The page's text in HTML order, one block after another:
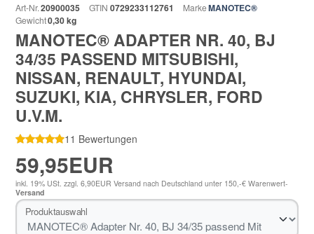
Art-Nr.20900035 GTIN 0729233112761 MarkeMANOTEC®
Gewicht0,30 kg
MANOTEC® ADAPTER NR. 40, BJ
34/35 PASSEND MITSUBISHI,
NISSAN, RENAULT, HYUNDAI,
SUZUKI, KIA, CHRYSLER, FORD
U.V.M.
11 Bewertungen
59,95EUR
inkl. 19% USt. zzgl. 6,90EUR Versand nach Deutschland unter 150,-€ Warenwert-
Versand
Produktauswahl